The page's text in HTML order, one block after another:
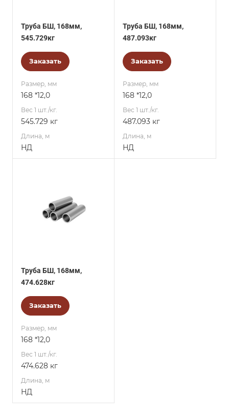
Труба БШ, 168мм,
545.729кг
Заказать
Размер, мм
168 *12,0
Вес 1 шт./кг.
545.729 кг
Длина, м
НД
Труба БШ, 168мм,
487.093кг
Заказать
Размер, мм
168 *12,0
Вес 1 шт./кг.
487.093 кг
Длина, м
НД
Труба БШ, 168мм,
474.628кг
Заказать
Размер, мм
168 *12,0
Вес 1 шт./кг.
474.628 кг
Длина, м
НД